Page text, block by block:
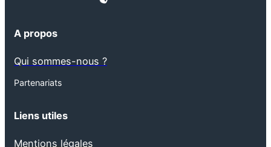
A propos
Qui sommes-nous ?
Partenariats
Liens utiles
Mentions légales